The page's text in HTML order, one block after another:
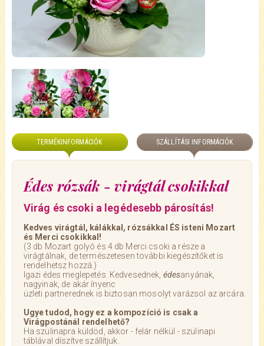
TERMÉKINFORMÁCIÓK SZÁLLÍTÁSI INFORMÁCIÓK
Édes rózsák - virágtál csokikkal
Virág és csoki a legédesebb párosítás!
Kedves virágtál, kálákkal, rózsákkal ÉS isteni Mozart
és Merci csokikkal!
(3 db Mozart golyó és 4 db Merci csoki a része a
virágtálnak, de természetesen további kiegészítőket is
rendelhetsz hozzá.)
Igazi édes meglepetés. Kedvesednek, édesanyának,
nagyinak, de akár ínyenc
üzleti partnerednek is biztosan mosolyt varázsol az arcára.
Ugye tudod, hogy ez a kompozíció is csak a
Virágpostánál rendelhető?
Ha szülinapra küldöd, akkor - felár nélkül - szülinapi
táblával díszítve szállítjuk.